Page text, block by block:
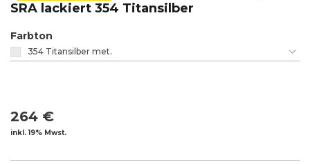
SRA lackiert 354 Titansilber
Farbton
354 Titansilber met.
264 €
inkl. 19% Mwst.